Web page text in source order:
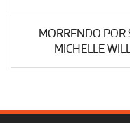
MORRENDO POR
MICHELLE